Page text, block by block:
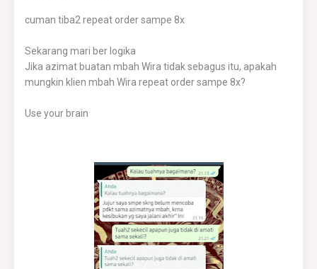
cuman tiba2 repeat order sampe 8x
Sekarang mari ber logika
Jika azimat buatan mbah Wira tidak sebagus itu, apakah
mungkin klien mbah Wira repeat order sampe 8x?
Use your brain